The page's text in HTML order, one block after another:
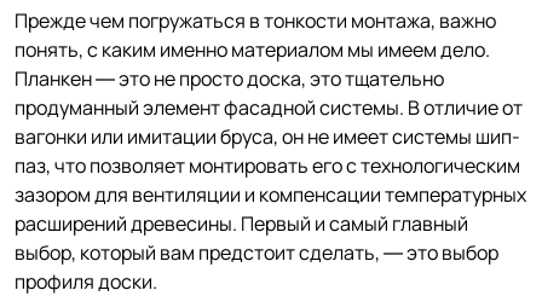
Прежде чем погружаться в тонкости монтажа, важно
понять, с каким именно материалом мы имеем дело.
Планкен — это не просто доска, это тщательно
продуманный элемент фасадной системы. В отличие от
вагонки или имитации бруса, он не имеет системы шип-
паз, что позволяет монтировать его с технологическим
зазором для вентиляции и компенсации температурных
расширений древесины. Первый и самый главный
выбор, который вам предстоит сделать, — это выбор
профиля доски.